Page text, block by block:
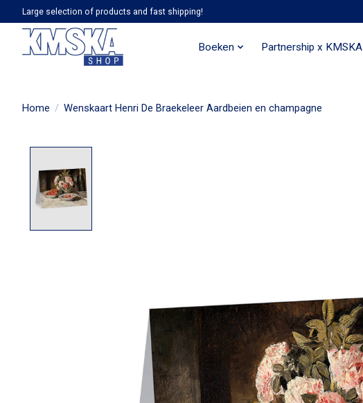
Large selection of products and fast shipping!
Boeken Partnership x KMSKA
Home / Wenskaart Henri De Braekeleer Aardbeien en champagne